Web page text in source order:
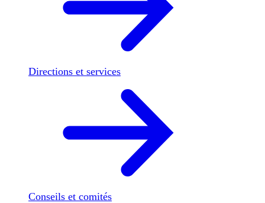
Directions et services
Conseils et comités